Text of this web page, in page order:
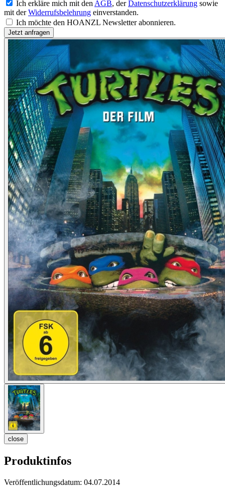
Ich erkläre mich mit den AGB, derDatenschutzerklärung sowie
mit derWiderrufsbelehrung einverstanden.
Ich möchte den HOANZL Newsletter abonnieren.
close
Produktinfos
Veröffentlichungsdatum: 04.07.2014